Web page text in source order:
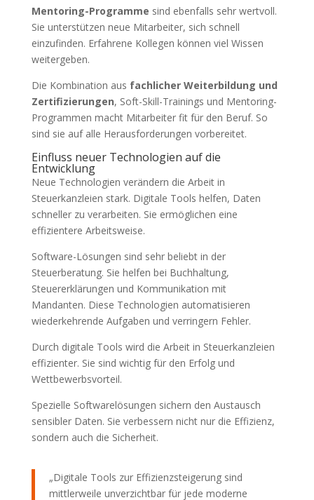
Mentoring-Programme sind ebenfalls sehr wertvoll.
Sie unterstützen neue Mitarbeiter, sich schnell
einzufinden. Erfahrene Kollegen können viel Wissen
weitergeben.
Die Kombination aus fachlicher Weiterbildung und
Zertifizierungen, Soft-Skill-Trainings und Mentoring-
Programmen macht Mitarbeiter fit für den Beruf. So
sind sie auf alle Herausforderungen vorbereitet.
Einfluss neuer Technologien auf die
Entwicklung
Neue Technologien verändern die Arbeit in
Steuerkanzleien stark. Digitale Tools helfen, Daten
schneller zu verarbeiten. Sie ermöglichen eine
effizientere Arbeitsweise.
Software-Lösungen sind sehr beliebt in der
Steuerberatung. Sie helfen bei Buchhaltung,
Steuererklärungen und Kommunikation mit
Mandanten. Diese Technologien automatisieren
wiederkehrende Aufgaben und verringern Fehler.
Durch digitale Tools wird die Arbeit in Steuerkanzleien
effizienter. Sie sind wichtig für den Erfolg und
Wettbewerbsvorteil.
Spezielle Softwarelösungen sichern den Austausch
sensibler Daten. Sie verbessern nicht nur die Effizienz,
sondern auch die Sicherheit.
„Digitale Tools zur Effizienzsteigerung sind
mittlerweile unverzichtbar für jede moderne